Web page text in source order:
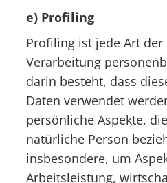
e) Profiling
Profiling ist jede Art
Verarbeitung
darin besteht, dass
Daten verwendet
persönliche Aspekte,
natürliche Person
insbesondere, um
Arbeitsleistung,